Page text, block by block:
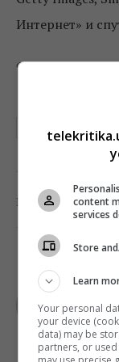
Интернет» и
Фото: pixabay
Поделиться:content
services
Store
Learn
Your personal
your device
data) may be
partners, or